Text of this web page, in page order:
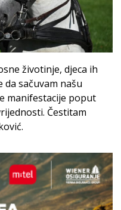
životinje, djeca ih
sačuvam našu
manifestacije poput
Čestitam